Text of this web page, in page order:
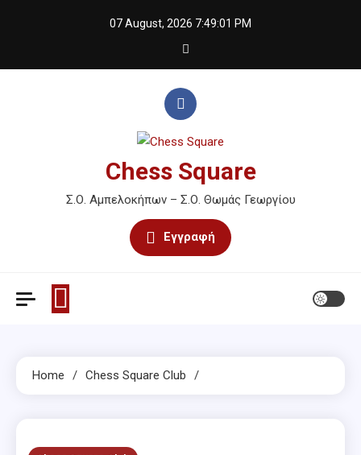
07 August, 2026 7:49:01 PM
Chess Square
Σ.Ο. Αμπελοκήπων – Σ.Ο. Θωμάς Γεωργίου
Εγγραφή
Home Chess Square Club